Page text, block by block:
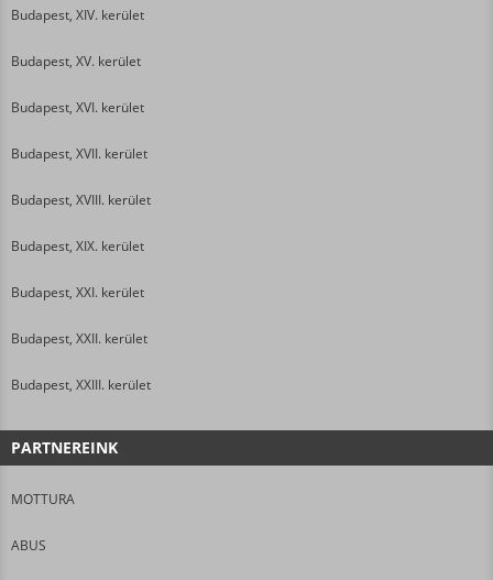
Budapest, XIV. kerület
Budapest, XV. kerület
Budapest, XVI. kerület
Budapest, XVII. kerület
Budapest, XVIII. kerület
Budapest, XIX. kerület
Budapest, XXI. kerület
Budapest, XXII. kerület
Budapest, XXIII. kerület
PARTNEREINK
MOTTURA
ABUS